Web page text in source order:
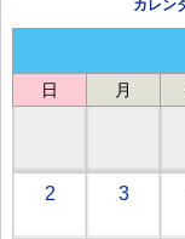
カレン
日 月
2 3